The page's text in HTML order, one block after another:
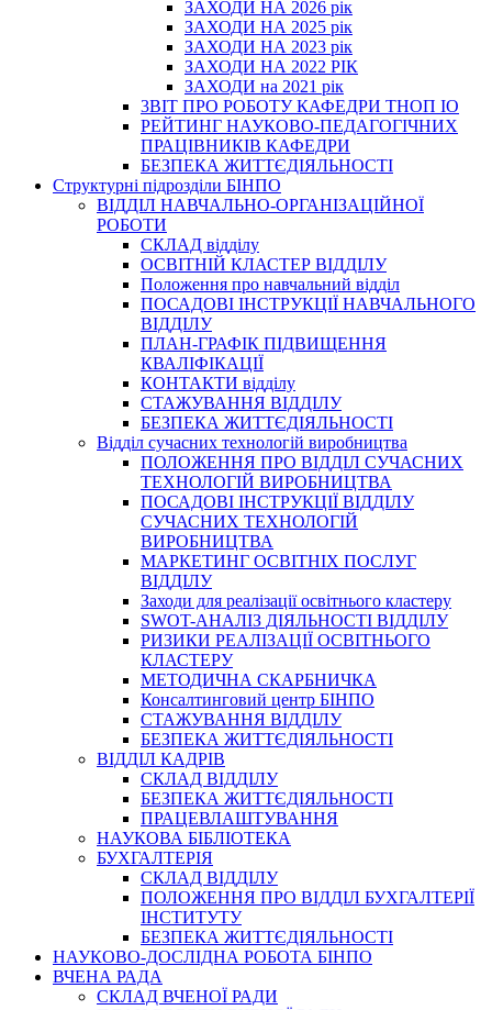
ЗАХОДИ НА 2026 рік
ЗАХОДИ НА 2025 рік
ЗАХОДИ НА 2023 рік
ЗАХОДИ НА 2022 РІК
ЗАХОДИ на 2021 рік
3BIT ПРО РОБОТУ КАФЕДРИ ТНОП ІО
РЕЙТИНГ НАУКОВО-ПЕДАГОГІЧНИХ
ПРАЦІВНИКІВ КАФЕДРИ
БЕЗПЕКА ЖИТТЄДІЯЛЬНОСТІ
Структурні підрозділи БІНПО
ВІДДІЛ НАВЧАЛЬНО-ОРГАНІЗАЦІЙНОЇ
РОБОТИ
СКЛАД відділу
ОСВІТНІЙ КЛАСТЕР ВІДДІЛУ
Положення про навчальний вiддiл
ПОСАДОВІ ІНСТРУКЦІЇ НАВЧАЛЬНОГО
ВІДДІЛУ
ПЛАН-ГРАФІК ПІДВИЩЕННЯ
КВАЛІФІКАЦІЇ
КОНТАКТИ відділу
СТАЖУВАННЯ ВІДДІЛУ
БЕЗПЕКА ЖИТТЄДІЯЛЬНОСТІ
Відділ сучасних технологій виробництва
ПОЛОЖЕННЯ ПРО ВІДДІЛ СУЧАСНИХ
ТЕХНОЛОГІЙ ВИРОБНИЦТВА
ПОСАДОВІ ІНСТРУКЦІЇ ВІДДІЛУ
СУЧАСНИХ ТЕХНОЛОГІЙ
ВИРОБНИЦТВА
МАРКЕТИНГ ОСВІТНІХ ПОСЛУГ
ВІДДІЛУ
Заходи для реалізації освітнього кластеру
SWOT-АНАЛІЗ ДІЯЛЬНОСТІ ВІДДІЛУ
РИЗИКИ РЕАЛІЗАЦІЇ ОСВІТНЬОГО
КЛАСТЕРУ
МЕТОДИЧНА СКАРБНИЧКА
Консалтинговий центр БІНПО
СТАЖУВАННЯ ВІДДІЛУ
БЕЗПЕКА ЖИТТЄДІЯЛЬНОСТІ
ВІДДІЛ КАДРІВ
СКЛАД ВІДДІЛУ
БЕЗПЕКА ЖИТТЄДІЯЛЬНОСТІ
ПРАЦЕВЛАШТУВАННЯ
НАУКОВА БІБЛІОТЕКА
БУХГАЛТЕРІЯ
СКЛАД ВІДДІЛУ
ПОЛОЖЕННЯ ПРО ВІДДІЛ БУХГАЛТЕРІЇ
ІНСТИТУТУ
БЕЗПЕКА ЖИТТЄДІЯЛЬНОСТІ
НАУКОВО-ДОСЛІДНА РОБОТА БІНПО
ВЧЕНА РАДА
СКЛАД ВЧЕНОЇ РАДИ